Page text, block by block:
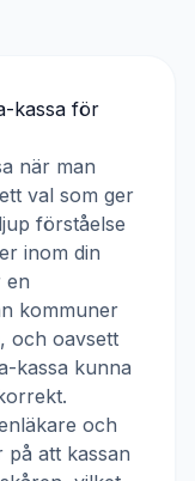
kassa för
när man
val som ger
förståelse
inom din
en
kommuner
och oavsett
kassa kunna
och
på att kassan